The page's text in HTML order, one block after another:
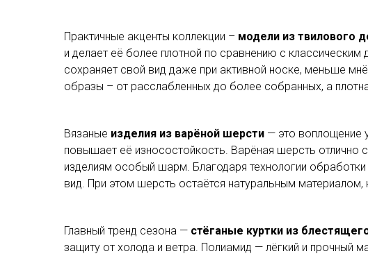
Практичные акценты коллекции – модели из твилового
и делает её более плотной по сравнению с
сохраняет свой вид даже при активной носке, меньше
образы – от расслабленных до более собранных, а
Вязаные изделия из варёной шерсти — это воплощение
повышает её износостойкость. Варёная шерсть отлично
изделиям особый шарм. Благодаря технологии
вид. При этом шерсть остаётся натуральным
Главный тренд сезона — стёганые куртки из
защиту от холода и ветра. Полиамид — лёгкий и прочный